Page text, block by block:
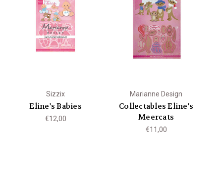
Sizzix
Eline's Babies
€12,00
Marianne Design
Collectables Eline's
Meercats
€11,00